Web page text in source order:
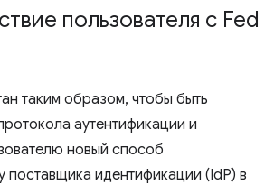
пользователя с Fed
таким образом, чтобы быть
аутентификации и
новый способ
поставщика идентификации (IdP) в